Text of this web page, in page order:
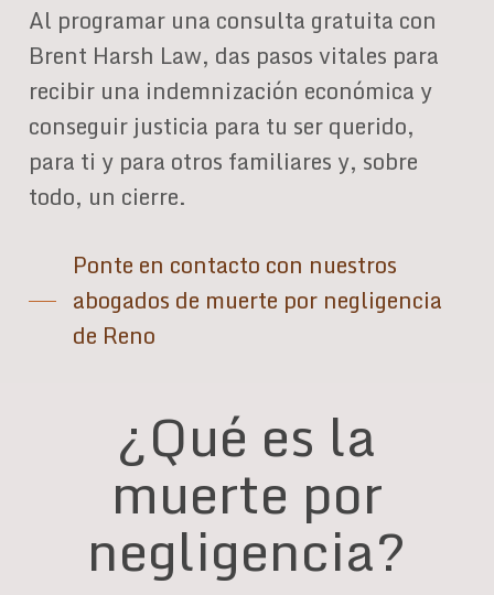
Al programar una consulta gratuita con
Brent Harsh Law, das pasos vitales para
recibir una indemnización económica y
conseguir justicia para tu ser querido,
para ti y para otros familiares y, sobre
todo, un cierre.
Ponte en contacto con nuestros
abogados de muerte por negligencia
de Reno
¿Qué es la
muerte por
negligencia?